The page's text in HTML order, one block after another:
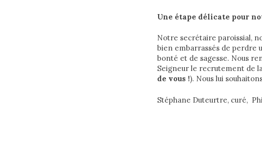
Une étape délicate pour
Notre secrétaire paroissial,
bien embarrassés de perdre
bonté et de sagesse. Nous
Seigneur le recrutement de
de vous !). Nous lui
Stéphane Duteurtre, curé,